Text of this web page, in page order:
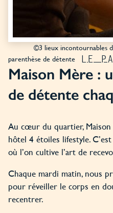
©3 lieux incontournables
parenthèse de détente
LE
Maison Mère :
de détente
Au cœur du quartier, Maison
hôtel 4 étoiles lifestyle.
où l’on cultive l’art de
Chaque mardi matin, nous
pour réveiller le corps en
recentrer.